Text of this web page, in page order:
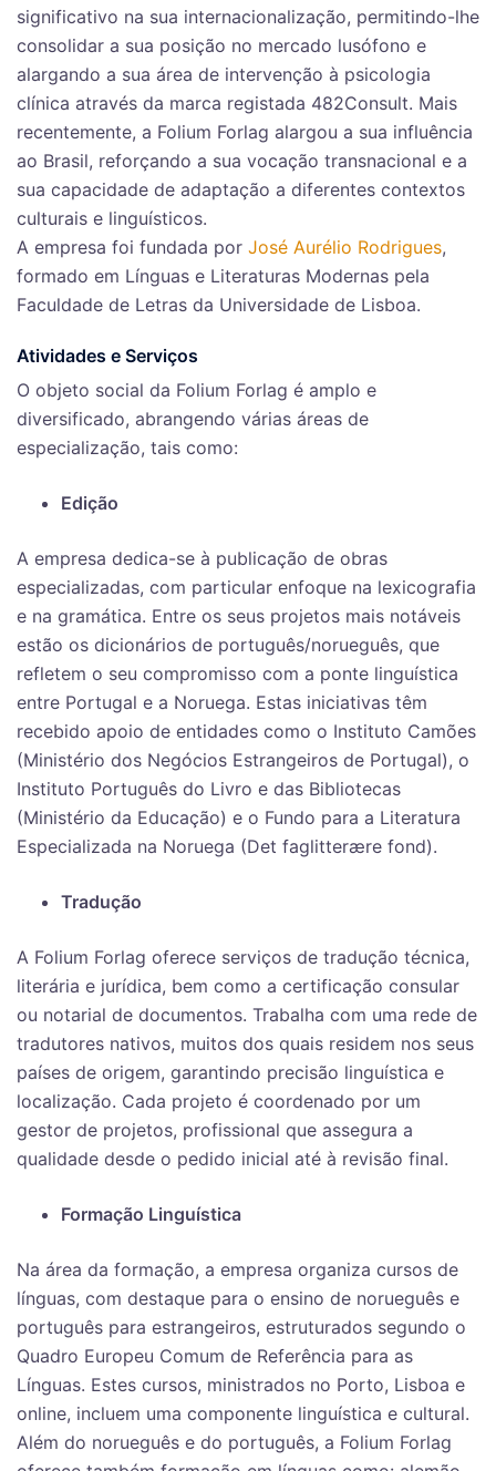
significativo na sua internacionalização, permitindo-lhe
consolidar a sua posição no mercado lusófono e
alargando a sua área de intervenção à psicologia
clínica através da marca registada 482Consult. Mais
recentemente, a Folium Forlag alargou a sua influência
ao Brasil, reforçando a sua vocação transnacional e a
sua capacidade de adaptação a diferentes contextos
culturais e linguísticos.
A empresa foi fundada por José Aurélio Rodrigues,
formado em Línguas e Literaturas Modernas pela
Faculdade de Letras da Universidade de Lisboa.
Atividades e Serviços
O objeto social da Folium Forlag é amplo e
diversificado, abrangendo várias áreas de
especialização, tais como:
Edição
A empresa dedica-se à publicação de obras
especializadas, com particular enfoque na lexicografia
e na gramática. Entre os seus projetos mais notáveis
estão os dicionários de português/norueguês, que
refletem o seu compromisso com a ponte linguística
entre Portugal e a Noruega. Estas iniciativas têm
recebido apoio de entidades como o Instituto Camões
(Ministério dos Negócios Estrangeiros de Portugal), o
Instituto Português do Livro e das Bibliotecas
(Ministério da Educação) e o Fundo para a Literatura
Especializada na Noruega (Det faglitterære fond).
Tradução
A Folium Forlag oferece serviços de tradução técnica,
literária e jurídica, bem como a certificação consular
ou notarial de documentos. Trabalha com uma rede de
tradutores nativos, muitos dos quais residem nos seus
países de origem, garantindo precisão linguística e
localização. Cada projeto é coordenado por um
gestor de projetos, profissional que assegura a
qualidade desde o pedido inicial até à revisão final.
Formação Linguística
Na área da formação, a empresa organiza cursos de
línguas, com destaque para o ensino de norueguês e
português para estrangeiros, estruturados segundo o
Quadro Europeu Comum de Referência para as
Línguas. Estes cursos, ministrados no Porto, Lisboa e
online, incluem uma componente linguística e cultural.
Além do norueguês e do português, a Folium Forlag